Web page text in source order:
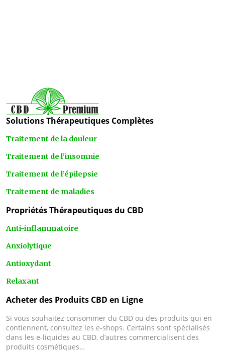
Solutions Thérapeutiques Complètes
Traitement de la douleur
Traitement de l’insomnie
Traitement de l’épilepsie
Traitement de maladies
Propriétés Thérapeutiques du CBD
Anti-inflammatoire
Anxiolytique
Antioxydant
Relaxant
Acheter des Produits CBD en Ligne
Si vous souhaitez consommer du CBD ou des produits qui en
contiennent, consultez les e-shops. Certains sont spécialisés
dans les e-liquides au CBD, d’autres commercialisent des
produits cosmétiques…